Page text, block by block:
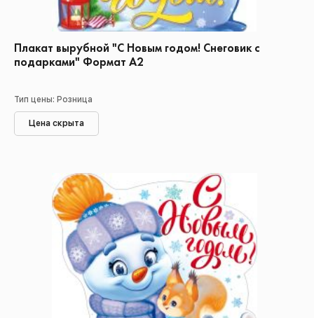
Плакат вырубной "С Новым годом! Снеговик с
подарками" Формат А2
Тип цены: Розница
Цена скрыта